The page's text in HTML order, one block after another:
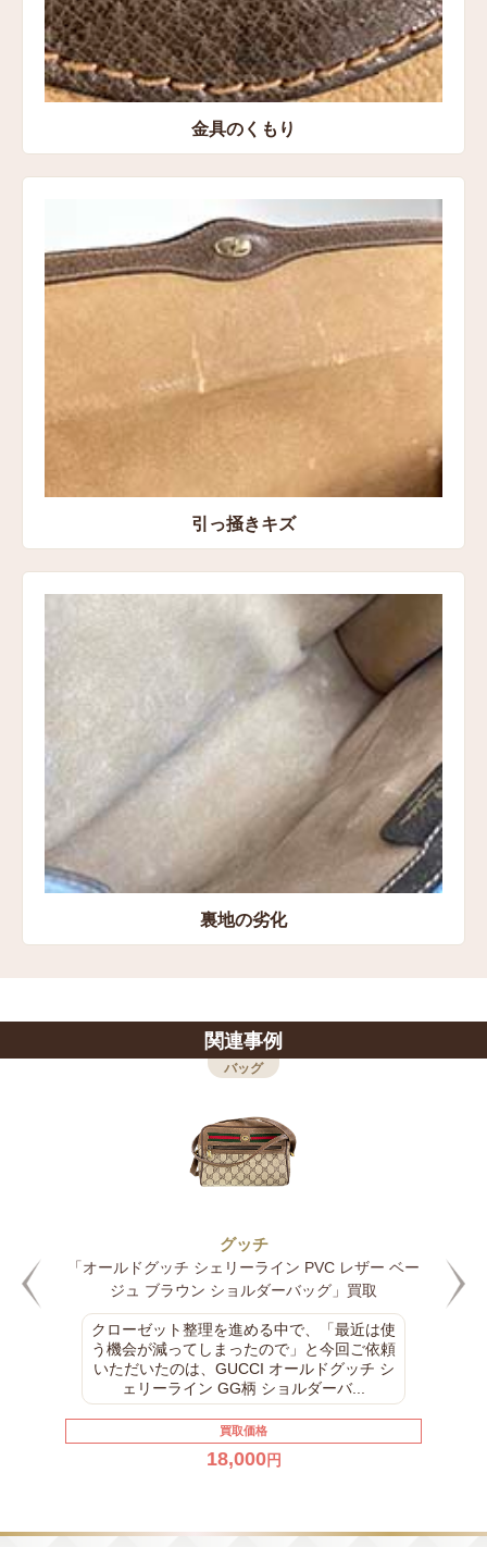
金具のくもり
引っ掻きキズ
裏地の劣化
関連事例
バッグ
グッチ
「オールドグッチ シェリーライン PVC レザー ベー
ジュ ブラウン ショルダーバッグ」買取
クローゼット整理を進める中で、「最近は使
う機会が減ってしまったので」と今回ご依頼
いただいたのは、GUCCI オールドグッチ シ
ェリーライン GG柄 ショルダーバ...
買取価格
18,000円